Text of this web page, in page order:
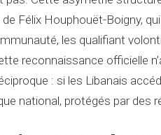
Félix Houphouët-Boigny,
les qualifiant
reconnaissance officielle
: si les Libanais
national, protégés par des